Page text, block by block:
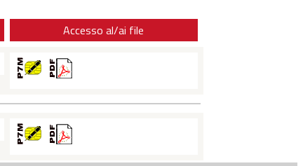
Accesso al/ai file